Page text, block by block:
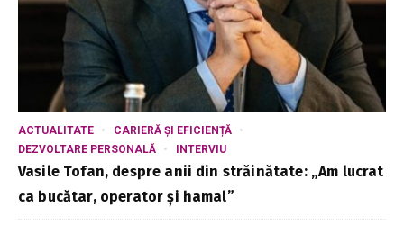
ACTUALITATE
CARIERĂ ȘI EFICIENȚĂ
DEZVOLTARE PERSONALĂ
INTERVIU
Vasile Tofan, despre anii din străinătate: „Am lucrat
ca bucătar, operator și hamal”